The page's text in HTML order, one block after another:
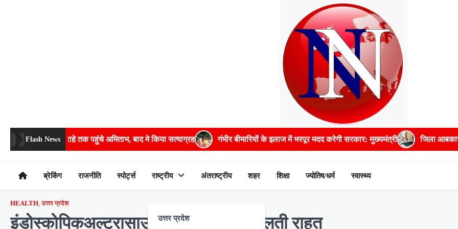
Flash News
पहुंचे अमिताभ, बाद मे किया सत्याग्रह गंभीर बीमारियों के इलाज में भरपूर मदद करेगी सरकार: मुख्यमंत्री जिला आबकारी अधिकारी सहित पांच
ब्रेकिंग राजनीति स्पोर्ट्स राष्ट्रीय
उत्तर प्रदेश
अंतराष्ट्रीय शहर शिक्षा ज्योतिष/धर्म स्वास्थ्य
HEALTH,उत्तर प्रदेश
इंडोस्कोपिकअल्ट्रासाउण्ड से मरीजों को मिलती राहत